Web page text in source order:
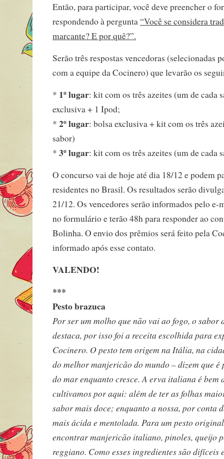
Então, para participar, você deve preencher o
respondendo à pergunta “Você se considera
marcante? E por quê?”.
Serão três respostas vencedoras (selecionadas
com a equipe da Cocinero) que levarão os
* 1º lugar: kit com os três azeites (um de cada
exclusiva + 1 Ipod;
* 2º lugar: bolsa exclusiva + kit com os três
sabor)
* 3º lugar: kit com os três azeites (um de cada
O concurso vai de hoje até dia 18/12 e podem
residentes no Brasil. Os resultados serão
21/12. Os vencedores serão informados pelo e-
no formulário e terão 48h para responder ao
Bolinha. O envio dos prêmios será feito pela
informado após esse contato.
VALENDO!
***
Pesto brazuca
Por ser um molho que não vai ao fogo, o sabor
destaca, por isso foi a receita escolhida para
Cocinero. O pesto tem origem na Itália, na
do melhor manjericão do mundo – dizem que é
do mar enquanto cresce. A erva italiana é bem
cultivamos por aqui: além de ter as folhas
sabor mais doce; enquanto a nossa, por conta
mais ácida e mentolada. Para um pesto
encontrar manjericão italiano, pinoles, queijo
reggiano. Como esses ingredientes são difíceis